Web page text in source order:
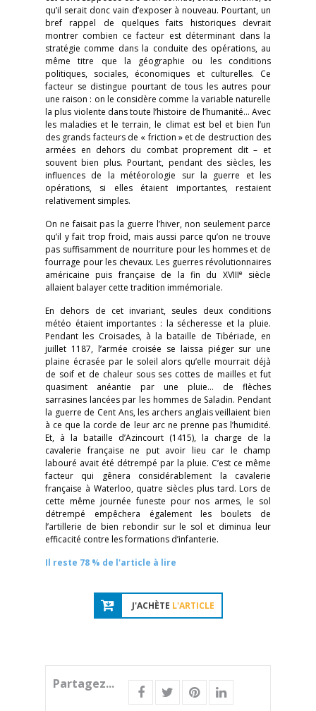
qu’il serait donc vain d’exposer à nouveau. Pourtant, un
bref rappel de quelques faits historiques devrait
montrer combien ce facteur est déterminant dans la
stratégie comme dans la conduite des opérations, au
même titre que la géographie ou les conditions
politiques, sociales, économiques et culturelles. Ce
facteur se distingue pourtant de tous les autres pour
une raison : on le considère comme la variable naturelle
la plus violente dans toute l’histoire de l’humanité… Avec
les maladies et le terrain, le climat est bel et bien l’un
des grands facteurs de « friction » et de destruction des
armées en dehors du combat proprement dit – et
souvent bien plus. Pourtant, pendant des siècles, les
influences de la météorologie sur la guerre et les
opérations, si elles étaient importantes, restaient
relativement simples.
On ne faisait pas la guerre l’hiver, non seulement parce
qu’il y fait trop froid, mais aussi parce qu’on ne trouve
pas suffisamment de nourriture pour les hommes et de
fourrage pour les chevaux. Les guerres révolutionnaires
américaine puis française de la fin du XVIIIesiècle
allaient balayer cette tradition immémoriale.
En dehors de cet invariant, seules deux conditions
météo étaient importantes : la sécheresse et la pluie.
Pendant les Croisades, à la bataille de Tibériade, en
juillet 1187, l’armée croisée se laissa piéger sur une
plaine écrasée par le soleil alors qu’elle mourrait déjà
de soif et de chaleur sous ses cottes de mailles et fut
quasiment anéantie par une pluie… de flèches
sarrasines lancées par les hommes de Saladin. Pendant
la guerre de Cent Ans, les archers anglais veillaient bien
à ce que la corde de leur arc ne prenne pas l’humidité.
Et, à la bataille d’Azincourt (1415), la charge de la
cavalerie française ne put avoir lieu car le champ
labouré avait été détrempé par la pluie. C’est ce même
facteur qui gênera considérablement la cavalerie
française à Waterloo, quatre siècles plus tard. Lors de
cette même journée funeste pour nos armes, le sol
détrempé empêchera également les boulets de
l’artillerie de bien rebondir sur le sol et diminua leur
efficacité contre les formations d’infanterie.
Il reste 78 % de l'article à lire
J'ACHÈTE L'ARTICLE
Partagez...